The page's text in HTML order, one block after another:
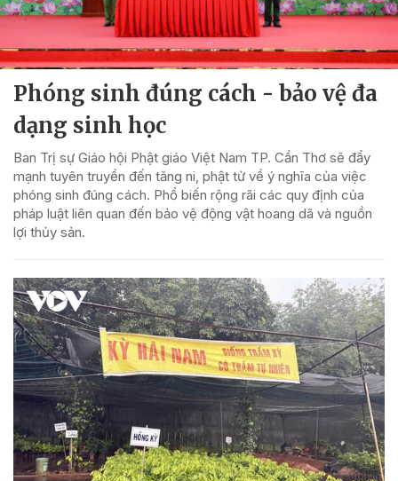
Phóng sinh đúng cách - bảo vệ đa
dạng sinh học
Ban Trị sự Giáo hội Phật giáo Việt Nam TP. Cần Thơ sẽ đẩy
mạnh tuyên truyền đến tăng ni, phật tử về ý nghĩa của việc
phóng sinh đúng cách. Phổ biến rộng rãi các quy định của
pháp luật liên quan đến bảo vệ động vật hoang dã và nguồn
lợi thủy sản.